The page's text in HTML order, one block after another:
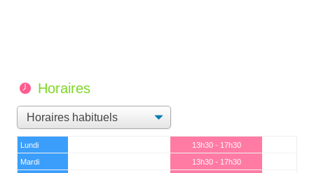
Horaires
Lundi
13h30 - 17h30
Mardi
13h30 - 17h30